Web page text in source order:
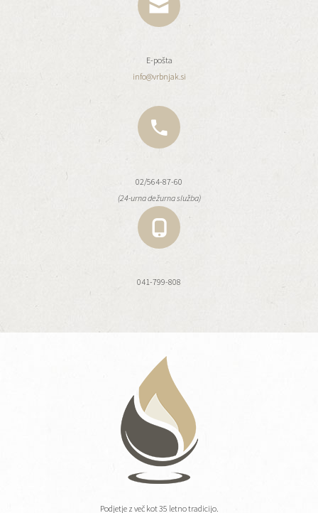
E-pošta
info@vrbnjak.si
02/564-87-60
(24-urna dežurna služba)
041-799-808
Podjetje z več kot 35 letno tradicijo.